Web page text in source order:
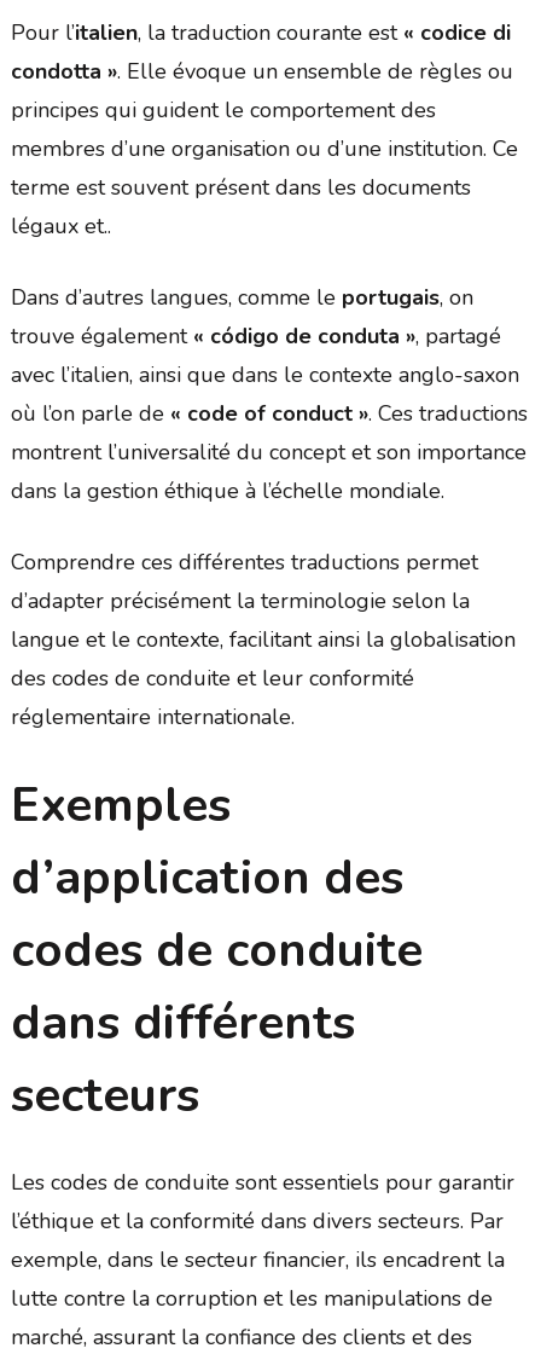
Pour l’italien, la traduction courante est « codice di
condotta ». Elle évoque un ensemble de règles ou
principes qui guident le comportement des
membres d’une organisation ou d’une institution. Ce
terme est souvent présent dans les documents
légaux et..
Dans d’autres langues, comme le portugais, on
trouve également « código de conduta », partagé
avec l’italien, ainsi que dans le contexte anglo-saxon
où l’on parle de « code of conduct ». Ces traductions
montrent l’universalité du concept et son importance
dans la gestion éthique à l’échelle mondiale.
Comprendre ces différentes traductions permet
d’adapter précisément la terminologie selon la
langue et le contexte, facilitant ainsi la globalisation
des codes de conduite et leur conformité
réglementaire internationale.
Exemples
d’application des
codes de conduite
dans différents
secteurs
Les codes de conduite sont essentiels pour garantir
l’éthique et la conformité dans divers secteurs. Par
exemple, dans le secteur financier, ils encadrent la
lutte contre la corruption et les manipulations de
marché, assurant la confiance des clients et des